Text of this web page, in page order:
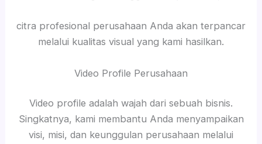
citra profesional perusahaan Anda akan terpancar
melalui kualitas visual yang kami hasilkan.
Video Profile Perusahaan
Video profile adalah wajah dari sebuah bisnis.
Singkatnya, kami membantu Anda menyampaikan
visi, misi, dan keunggulan perusahaan melalui